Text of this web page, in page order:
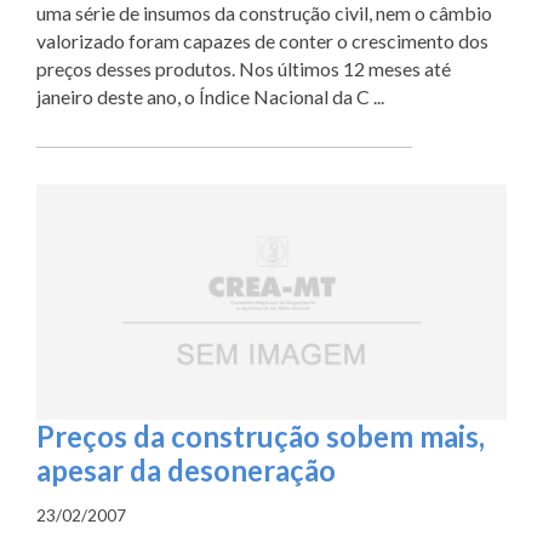
uma série de insumos da construção civil, nem o câmbio
valorizado foram capazes de conter o crescimento dos
preços desses produtos. Nos últimos 12 meses até
janeiro deste ano, o Índice Nacional da C ...
Preços da construção sobem mais,
apesar da desoneração
23/02/2007